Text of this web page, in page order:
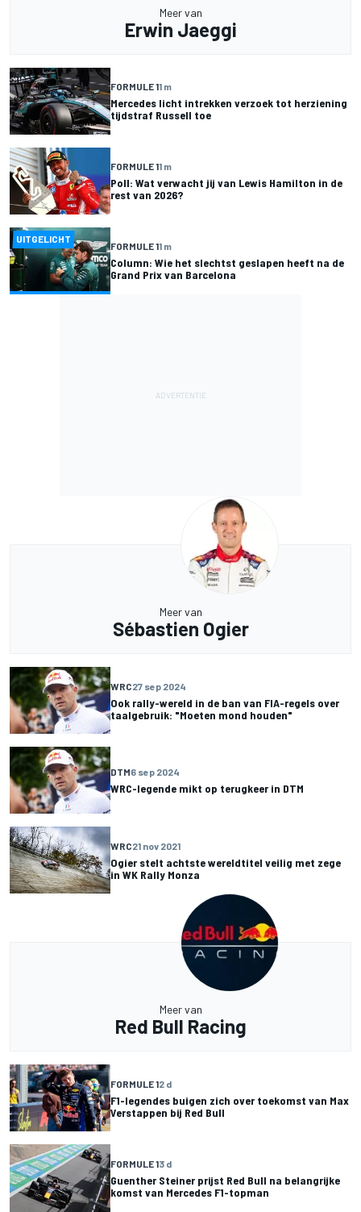
Meer van
Erwin Jaeggi
FORMULE 11 m
Mercedes licht intrekken verzoek tot herziening
tijdstraf Russell toe
FORMULE 11 m
Poll: Wat verwacht jij van Lewis Hamilton in de
rest van 2026?
UITGELICHT
FORMULE 11 m
Column: Wie het slechtst geslapen heeft na de
Grand Prix van Barcelona
Meer van
Sébastien Ogier
WRC27 sep 2024
Ook rally-wereld in de ban van FIA-regels over
taalgebruik: "Moeten mond houden"
DTM6 sep 2024
WRC-legende mikt op terugkeer in DTM
WRC21 nov 2021
Ogier stelt achtste wereldtitel veilig met zege
in WK Rally Monza
Meer van
Red Bull Racing
FORMULE 12 d
F1-legendes buigen zich over toekomst van Max
Verstappen bij Red Bull
FORMULE 13 d
Guenther Steiner prijst Red Bull na belangrijke
komst van Mercedes F1-topman